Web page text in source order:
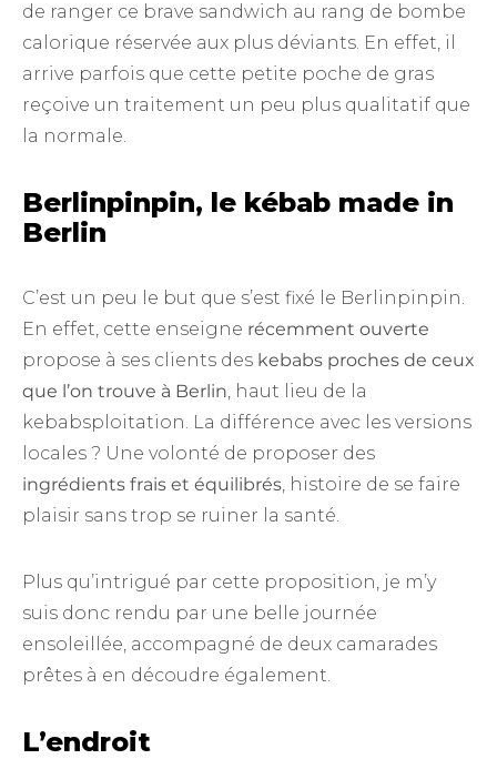
de ranger ce brave sandwich au rang de bombe
calorique réservée aux plus déviants. En effet, il
arrive parfois que cette petite poche de gras
reçoive un traitement un peu plus qualitatif que
la normale.
Berlinpinpin, le kébab made in
Berlin
C’est un peu le but que s’est fixé le Berlinpinpin.
En effet, cette enseigne récemment ouverte
propose à ses clients des kebabs proches de ceux
que l’on trouve à Berlin, haut lieu de la
kebabsploitation. La différence avec les versions
locales ? Une volonté de proposer des
ingrédients frais et équilibrés, histoire de se faire
plaisir sans trop se ruiner la santé.
Plus qu’intrigué par cette proposition, je m’y
suis donc rendu par une belle journée
ensoleillée, accompagné de deux camarades
prêtes à en découdre également.
L’endroit